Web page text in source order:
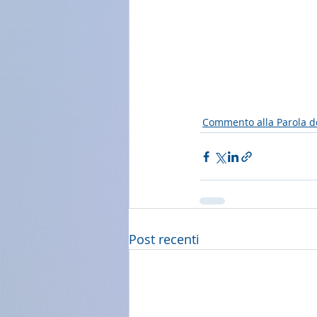
Commento alla Parola
Post recenti